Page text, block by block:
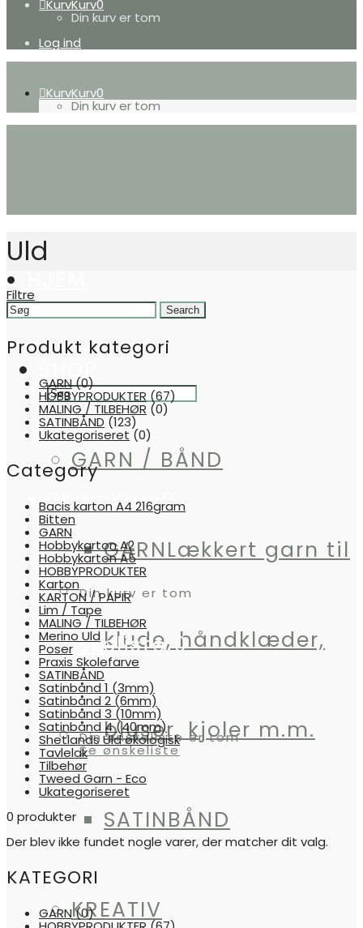
KurvKurv0
Din kurv er tom
Log ind
KurvKurv0
Din kurv er tom
SHOP
GARN / BÅND
GARNLækkert garn til
klude, håndklæder,
bluser, kjoler m.m.
SATINBÅND
KREATIV
KurvKurv0
Din kurv er tom
Ønskeliste 0
Din ønskeliste er tom
Se ønskeliste
Uld
Filtre
Search
for:
Produkt kategori
GARN(0)
HOBBYPRODUKTER (67)
MALING / TILBEHØR (0)
SATINBÅND (123)
Ukategoriseret (0)
Category
Bacis karton A4 216gram
Bitten
GARN
Hobbykarton A2
Hobbykarton A5
HOBBYPRODUKTER
Karton
KARTON / PAPIR
Lim / Tape
MALING / TILBEHØR
Merino Uld
Poser
Praxis Skolefarve
SATINBÅND
Satinbånd 1 (3mm)
Satinbånd 2 (6mm)
Satinbånd 3 (10mm)
Satinbånd 4 (40mm)
Shetlands Uld økologisk
Tavlelak
Tilbehør
Tweed Garn - Eco
Ukategoriseret
0 produkter
Der blev ikke fundet nogle varer, der matcher dit valg.
KATEGORI
GARN (0)